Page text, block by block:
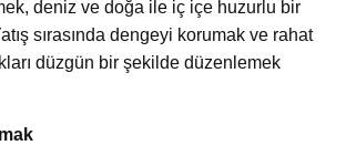
deniz ve doğa ile iç içe huzurlu bir
sırasında dengeyi korumak ve rahat
düzgün bir şekilde düzenlemek